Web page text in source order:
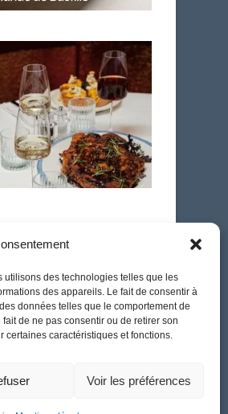
utilisons des technologies telles que les
des appareils. Le fait de consentir à
données telles que le comportement de
de ne pas consentir ou de retirer son
certaines caractéristiques et fonctions.
Voir les préférences